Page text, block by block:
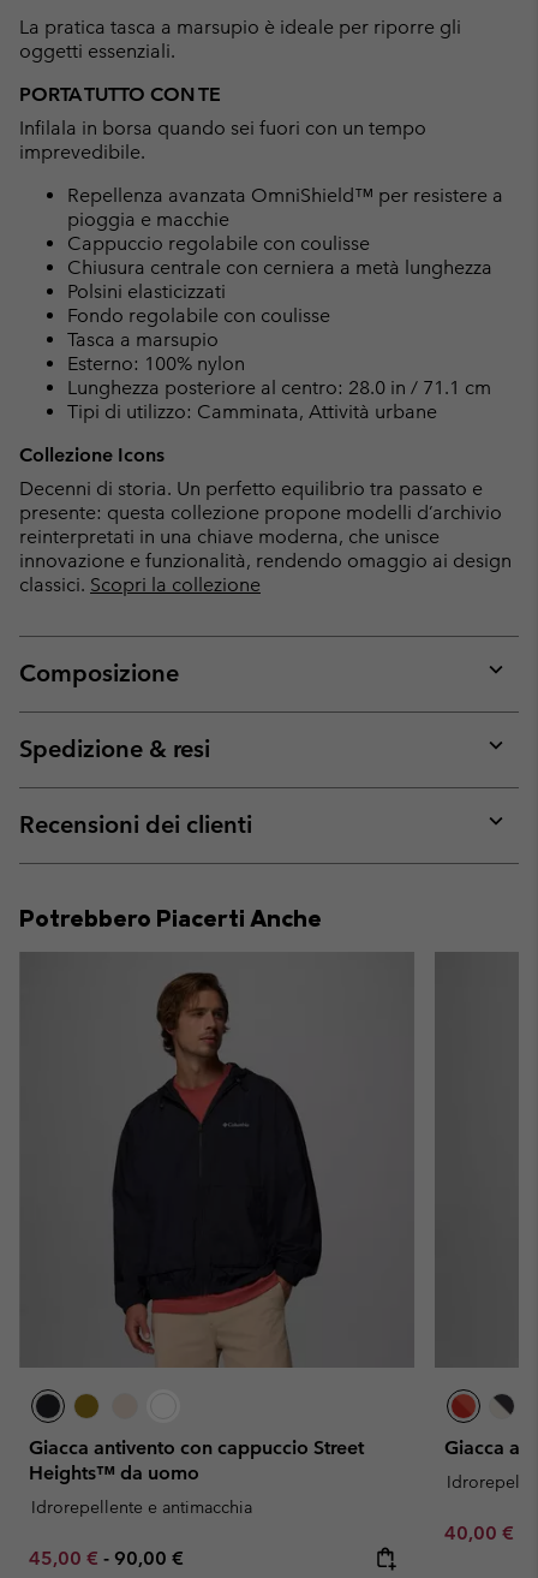
La pratica tasca a marsupio è ideale per riporre gli
oggetti essenziali.
PORTA TUTTO CON TE
Infilala in borsa quando sei fuori con un tempo
imprevedibile.
Repellenza avanzata OmniShield™ per resistere a
pioggia e macchie
Cappuccio regolabile con coulisse
Chiusura centrale con cerniera a metà lunghezza
Polsini elasticizzati
Fondo regolabile con coulisse
Tasca a marsupio
Esterno: 100% nylon
Lunghezza posteriore al centro: 28.0 in / 71.1 cm
Tipi di utilizzo: Camminata, Attività urbane
Collezione Icons
Decenni di storia. Un perfetto equilibrio tra passato e
presente: questa collezione propone modelli d’archivio
reinterpretati in una chiave moderna, che unisce
innovazione e funzionalità, rendendo omaggio ai design
classici. Scopri la collezione
Composizione
or
Spedizione & resi
or
Recensioni dei clienti
or
Potrebbero Piacerti Anche
Giacca antivento con cappuccio Street
Heights™ da uomo
Idrorepellente e antimacchia
Minimum sale price:
45,00 € - Maximum price:
90,00 €
Giacca a
Minimum
40,00 €